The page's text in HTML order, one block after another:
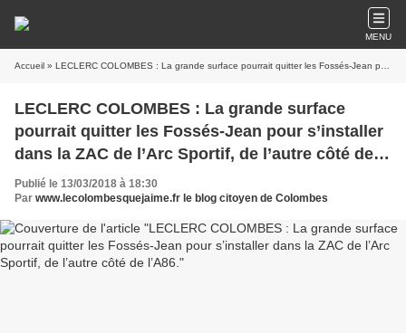
MENU
Accueil » LECLERC COLOMBES : La grande surface pourrait quitter les Fossés-Jean pour s’installer dans la ZAC de l’Arc Sportif, de l’autre côté de l’A86.
LECLERC COLOMBES : La grande surface
pourrait quitter les Fossés-Jean pour s’installer
dans la ZAC de l’Arc Sportif, de l’autre côté de
l’A86.
Publié le 13/03/2018 à 18:30
Par www.lecolombesquejaime.fr le blog citoyen de Colombes